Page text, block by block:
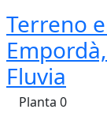
Terreno
Fluvia
Planta 0